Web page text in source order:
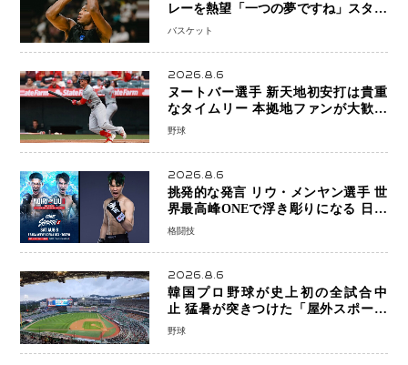
レーを熱望「一つの夢ですね」スター
帰還がリーグ価値を押し上げる可能性
バスケット
2026.8.6
ヌートバー選手 新天地初安打は貴重
なタイムリー 本拠地ファンが大歓声
笑顔で歓喜
野球
2026.8.6
挑発的な発言 リウ・メンヤン選手 世
界最高峰ONEで浮き彫りになる 日本
キックボクシングが直面する“技術
格闘技
2026.8.6
韓国プロ野球が史上初の全試合中
止 猛暑が突きつけた「屋外スポーツ
の限界」 日本発のドーム型施設時代
野球